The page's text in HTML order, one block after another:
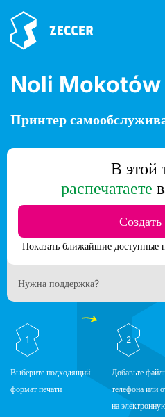
Noli Mokotów
Принтер
В этой
распечатаете
Создать
Нужна поддержка?
1
Выберите подходящий
формат печати
2
Добавьте
телефона или
на